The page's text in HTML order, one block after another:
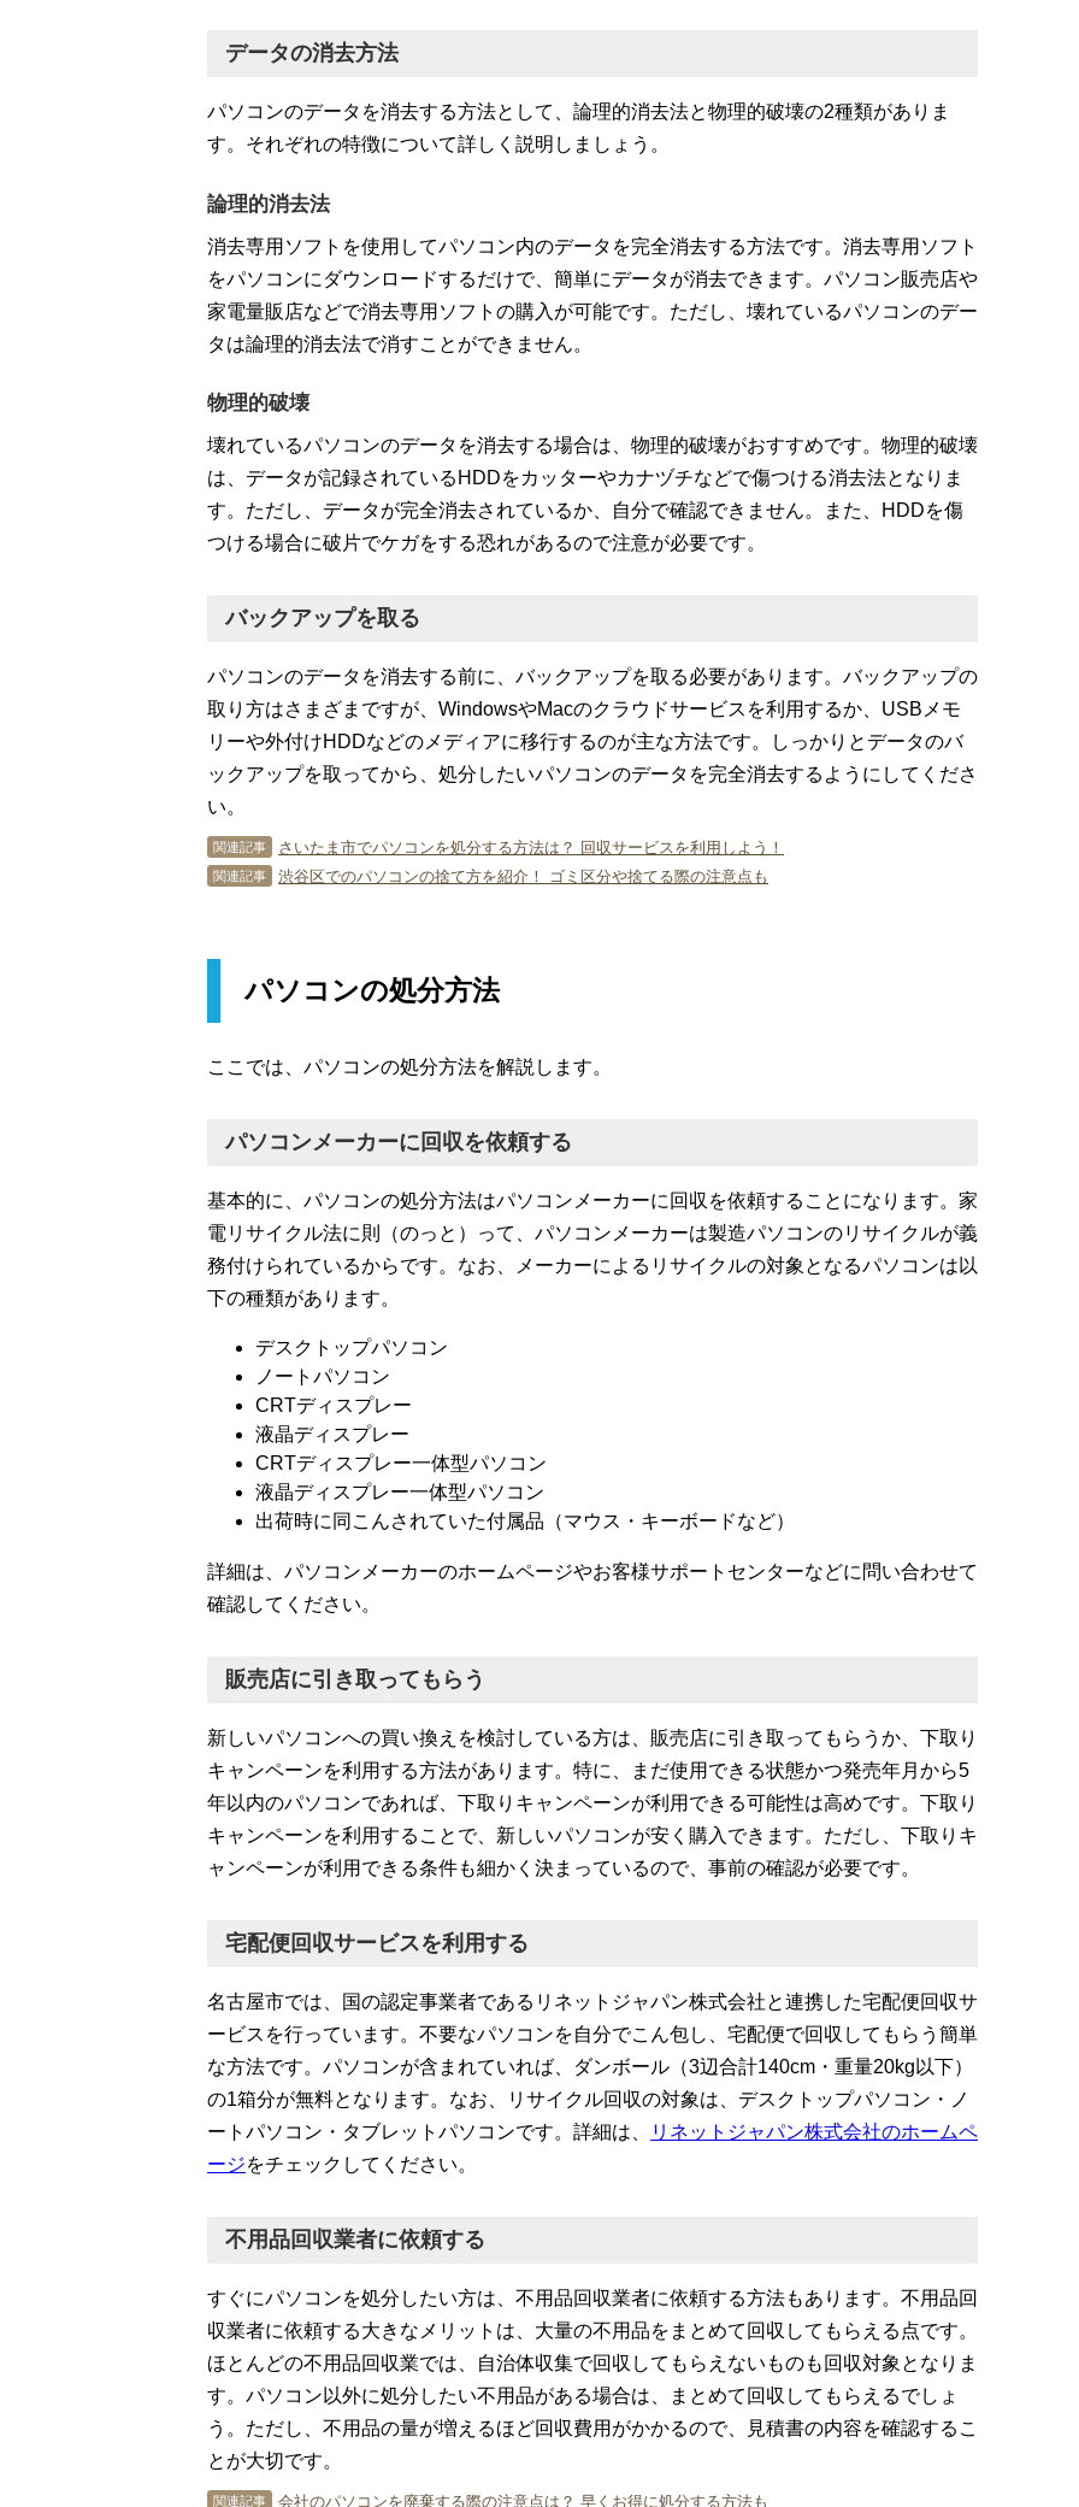
データの消去方法
パソコンのデータを消去する方法として、論理的消去法と物理的破壊の2種類がありま
す。それぞれの特徴について詳しく説明しましょう。
論理的消去法
消去専用ソフトを使用してパソコン内のデータを完全消去する方法です。消去専用ソフト
をパソコンにダウンロードするだけで、簡単にデータが消去できます。パソコン販売店や
家電量販店などで消去専用ソフトの購入が可能です。ただし、壊れているパソコンのデー
タは論理的消去法で消すことができません。
物理的破壊
壊れているパソコンのデータを消去する場合は、物理的破壊がおすすめです。物理的破壊
は、データが記録されているHDDをカッターやカナヅチなどで傷つける消去法となりま
す。ただし、データが完全消去されているか、自分で確認できません。また、HDDを傷
つける場合に破片でケガをする恐れがあるので注意が必要です。
バックアップを取る
パソコンのデータを消去する前に、バックアップを取る必要があります。バックアップの
取り方はさまざまですが、WindowsやMacのクラウドサービスを利用するか、USBメモ
リーや外付けHDDなどのメディアに移行するのが主な方法です。しっかりとデータのバ
ックアップを取ってから、処分したいパソコンのデータを完全消去するようにしてくださ
い。
関連記事 さいたま市でパソコンを処分する方法は？ 回収サービスを利用しよう！
関連記事 渋谷区でのパソコンの捨て方を紹介！ ゴミ区分や捨てる際の注意点も
パソコンの処分方法
ここでは、パソコンの処分方法を解説します。
パソコンメーカーに回収を依頼する
基本的に、パソコンの処分方法はパソコンメーカーに回収を依頼することになります。家
電リサイクル法に則（のっと）って、パソコンメーカーは製造パソコンのリサイクルが義
務付けられているからです。なお、メーカーによるリサイクルの対象となるパソコンは以
下の種類があります。
デスクトップパソコン
ノートパソコン
CRTディスプレー
液晶ディスプレー
CRTディスプレー一体型パソコン
液晶ディスプレー一体型パソコン
出荷時に同こんされていた付属品（マウス・キーボードなど）
詳細は、パソコンメーカーのホームページやお客様サポートセンターなどに問い合わせて
確認してください。
販売店に引き取ってもらう
新しいパソコンへの買い換えを検討している方は、販売店に引き取ってもらうか、下取り
キャンペーンを利用する方法があります。特に、まだ使用できる状態かつ発売年月から5
年以内のパソコンであれば、下取りキャンペーンが利用できる可能性は高めです。下取り
キャンペーンを利用することで、新しいパソコンが安く購入できます。ただし、下取りキ
ャンペーンが利用できる条件も細かく決まっているので、事前の確認が必要です。
宅配便回収サービスを利用する
名古屋市では、国の認定事業者であるリネットジャパン株式会社と連携した宅配便回収サ
ービスを行っています。不要なパソコンを自分でこん包し、宅配便で回収してもらう簡単
な方法です。パソコンが含まれていれば、ダンボール（3辺合計140cm・重量20kg以下）
の1箱分が無料となります。なお、リサイクル回収の対象は、デスクトップパソコン・ノ
ートパソコン・タブレットパソコンです。詳細は、
リネットジャパン株式会社のホームペ
ージをチェックしてください。
不用品回収業者に依頼する
すぐにパソコンを処分したい方は、不用品回収業者に依頼する方法もあります。不用品回
収業者に依頼する大きなメリットは、大量の不用品をまとめて回収してもらえる点です。
ほとんどの不用品回収業では、自治体収集で回収してもらえないものも回収対象となりま
す。パソコン以外に処分したい不用品がある場合は、まとめて回収してもらえるでしょ
う。ただし、不用品の量が増えるほど回収費用がかかるので、見積書の内容を確認するこ
とが大切です。
関連記事 会社のパソコンを廃棄する際の注意点は？ 早くお得に処分する方法も